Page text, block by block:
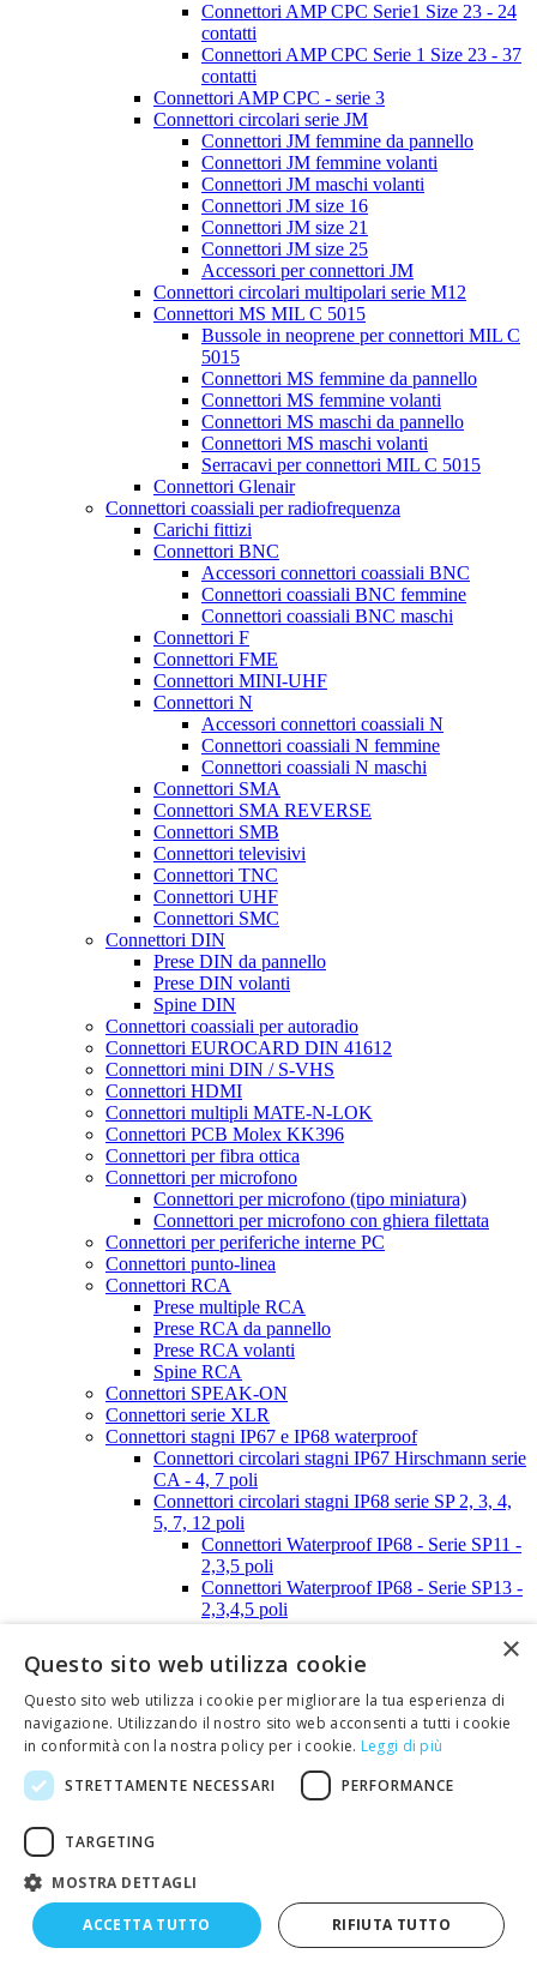
Connettori AMP CPC Serie1 Size 23 - 24
contatti
Connettori AMP CPC Serie 1 Size 23 - 37
contatti
Connettori AMP CPC - serie 3
Connettori circolari serie JM
Connettori JM femmine da pannello
Connettori JM femmine volanti
Connettori JM maschi volanti
Connettori JM size 16
Connettori JM size 21
Connettori JM size 25
Accessori per connettori JM
Connettori circolari multipolari serie M12
Connettori MS MIL C 5015
Bussole in neoprene per connettori MIL C
5015
Connettori MS femmine da pannello
Connettori MS femmine volanti
Connettori MS maschi da pannello
Connettori MS maschi volanti
Serracavi per connettori MIL C 5015
Connettori Glenair
Connettori coassiali per radiofrequenza
Carichi fittizi
Connettori BNC
Accessori connettori coassiali BNC
Connettori coassiali BNC femmine
Connettori coassiali BNC maschi
Connettori F
Connettori FME
Connettori MINI-UHF
Connettori N
Accessori connettori coassiali N
Connettori coassiali N femmine
Connettori coassiali N maschi
Connettori SMA
Connettori SMA REVERSE
Connettori SMB
Connettori televisivi
Connettori TNC
Connettori UHF
Connettori SMC
Connettori DIN
Prese DIN da pannello
Prese DIN volanti
Spine DIN
Connettori coassiali per autoradio
Connettori EUROCARD DIN 41612
Connettori mini DIN / S-VHS
Connettori HDMI
Connettori multipli MATE-N-LOK
Connettori PCB Molex KK396
Connettori per fibra ottica
Connettori per microfono
Connettori per microfono (tipo miniatura)
Connettori per microfono con ghiera filettata
Connettori per periferiche interne PC
Connettori punto-linea
Connettori RCA
Prese multiple RCA
Prese RCA da pannello
Prese RCA volanti
Spine RCA
Connettori SPEAK-ON
Connettori serie XLR
Connettori stagni IP67 e IP68 waterproof
Connettori circolari stagni IP67 Hirschmann serie
CA - 4, 7 poli
Connettori circolari stagni IP68 serie SP 2, 3, 4,
5, 7, 12 poli
Connettori Waterproof IP68 - Serie SP11 -
2,3,5 poli
Connettori Waterproof IP68 - Serie SP13 -
2,3,4,5 poli
Connettori Waterproof IP68 - Serie SP21 -
2,3,4 poli
Connettori Waterproof IP68 - Serie SP21 -
5, 7,12 poli
Connettori AMP serie SUPER SEAL -
1,2,3,4,5,6 poli
Connettori STRIP-LINE
Connettori STRIP-LINE passo 2,00mm
Connettori STRIP-LINE passo 2,54mm
Calotte per SUB-D - 25 poli
Calotte per SUB-D - 37 poli
Calotte per SUB-D - 50 poli
×
Questo sito web utilizza cookie
Questo sito web utilizza i cookie per migliorare la tua esperienza di
navigazione. Utilizzando il nostro sito web acconsenti a tutti i cookie
in conformità con la nostra policy per i cookie. Leggi di più
STRETTAMENTE NECESSARI
PERFORMANCE
TARGETING
MOSTRA DETTAGLI
ACCETTA TUTTO RIFIUTA TUTTO